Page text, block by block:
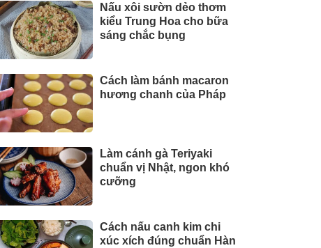
Nấu xôi sườn dẻo thơm
kiểu Trung Hoa cho bữa
sáng chắc bụng
Cách làm bánh macaron
hương chanh của Pháp
Làm cánh gà Teriyaki
chuẩn vị Nhật, ngon khó
cưỡng
Cách nấu canh kim chi
xúc xích đúng chuẩn Hàn